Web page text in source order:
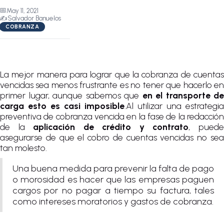
📅May 11, 2021
✍️Salvador Banuelos
COBRANZA
La mejor manera para lograr que la cobranza de cuentas
vencidas sea menos frustrante es no tener que hacerlo en
primer lugar, aunque sabemos que en el transporte de
carga esto es casi imposible.Al utilizar una estrategia
preventiva de cobranza vencida en la fase de la redacción
de la aplicación de crédito y contrato, puede
asegurarse de que el cobro de cuentas vencidas no sea
tan molesto.
Una buena medida para prevenir la falta de pago
o morosidad es hacer que las empresas paguen
cargos por no pagar a tiempo su factura, tales
como intereses moratorios y gastos de cobranza.